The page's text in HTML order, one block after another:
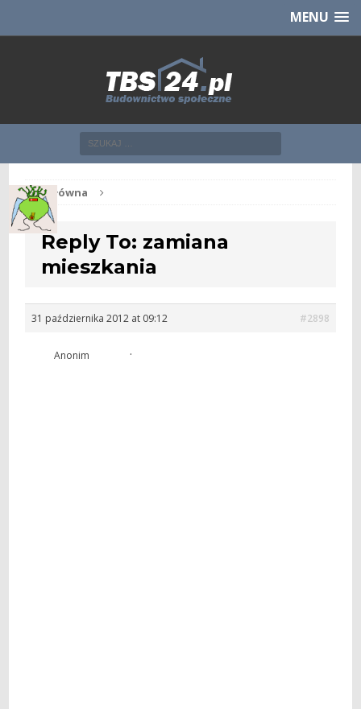
CHCĘ [klik]MENU
Str. główna
Reply To: zamiana
mieszkania
31 października 2012 at 09:12 #2898
Anonim .